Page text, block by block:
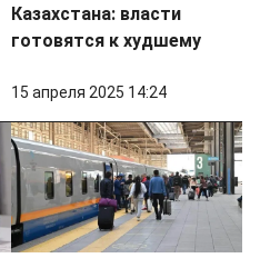
Казахстана: власти
готовятся к худшему
15 апреля 2025 14:24